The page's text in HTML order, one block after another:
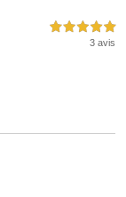
5,0 étoiles sur 5
3 avis